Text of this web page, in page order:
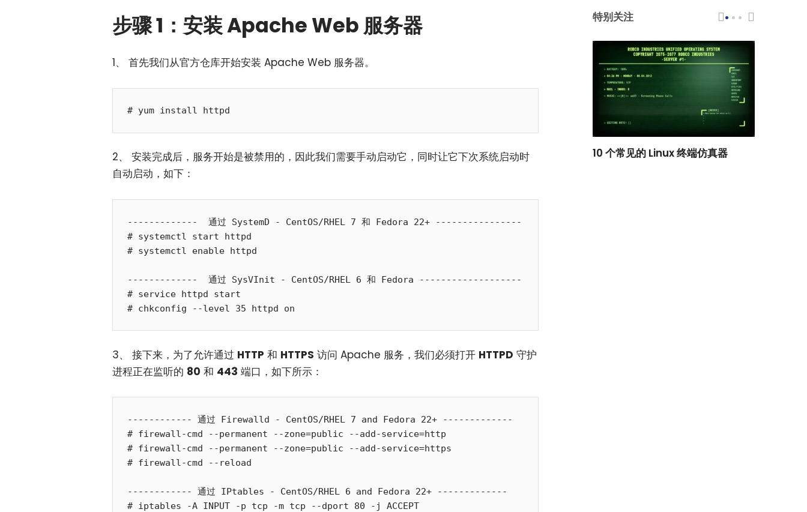
步骤 1：安装 Apache Web 服务器
1、 首先我们从官方仓库开始安装 Apache Web 服务器。
2、 安装完成后，服务开始是被禁用的，因此我们需要手动启动它，同时让它下次系统启动时
自动启动，如下：
-------------  通过 SystemD - CentOS/RHEL 7 和 Fedora 22+ ----------------
# systemctl start httpd
# systemctl enable httpd
-------------  通过 SysVInit - CentOS/RHEL 6 和 Fedora -------------------
# service httpd start
3、 接下来，为了允许通过 HTTP 和 HTTPS 访问 Apache 服务，我们必须打开 HTTPD 守护
进程正在监听的 80 和 443 端口，如下所示：
------------ 通过 Firewalld - CentOS/RHEL 7 and Fedora 22+ -------------
# firewall-cmd --permanent --zone=public --add-service=http
# firewall-cmd --permanent --zone=public --add-service=https
# firewall-cmd --reload
------------ 通过 IPtables - CentOS/RHEL 6 and Fedora 22+ -------------
# iptables -A INPUT -p tcp -m tcp --dport 80 -j ACCEPT
特别关注
小白观察：Let&apos;s Encrpt 正更开放的分布式事务 | Fescar 品牌
10 个常见的 Linux 终端仿真器